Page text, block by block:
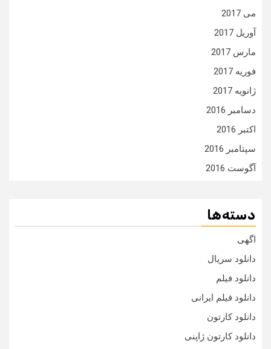
می 2017
آوریل 2017
مارس 2017
فوریه 2017
ژانویه 2017
دسامبر 2016
اکتبر 2016
سپتامبر 2016
آگوست 2016
دسته‌ها
اگهی
دانلود سریال
دانلود فیلم
دانلود فیلم ایرانی
دانلود کارتون
دانلود کارتون ژاپنی